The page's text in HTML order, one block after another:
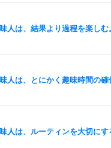
人は、結果より過程を楽しむ
人は、とにかく趣味時間の確
人は、ルーティンを大切にす